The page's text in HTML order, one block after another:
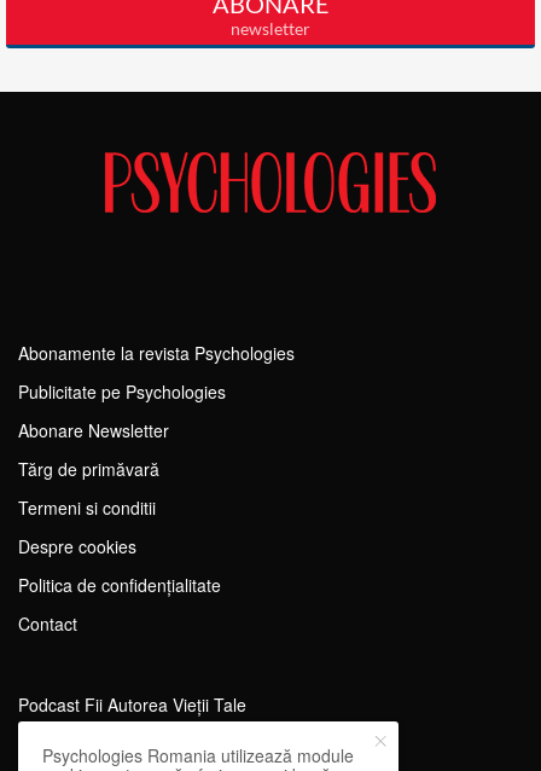
Abonamente la revista Psychologies
Publicitate pe Psychologies
Abonare Newsletter
Tărg de primăvară
Termeni si conditii
Despre cookies
Politica de confidențialitate
Contact
Podcast Fii Autorea Vieții Tale
Evenimente Fii Autoarea Vieții Tale!
Psychologies Romania utilizează module